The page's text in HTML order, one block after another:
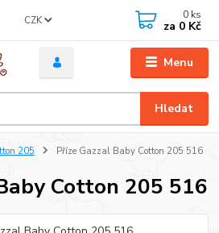
Menu
CZK
Hledat
0 ks
za 0 Kč
205 Příze Gazzal Baby Cotton 205 516
Cotton 205 516